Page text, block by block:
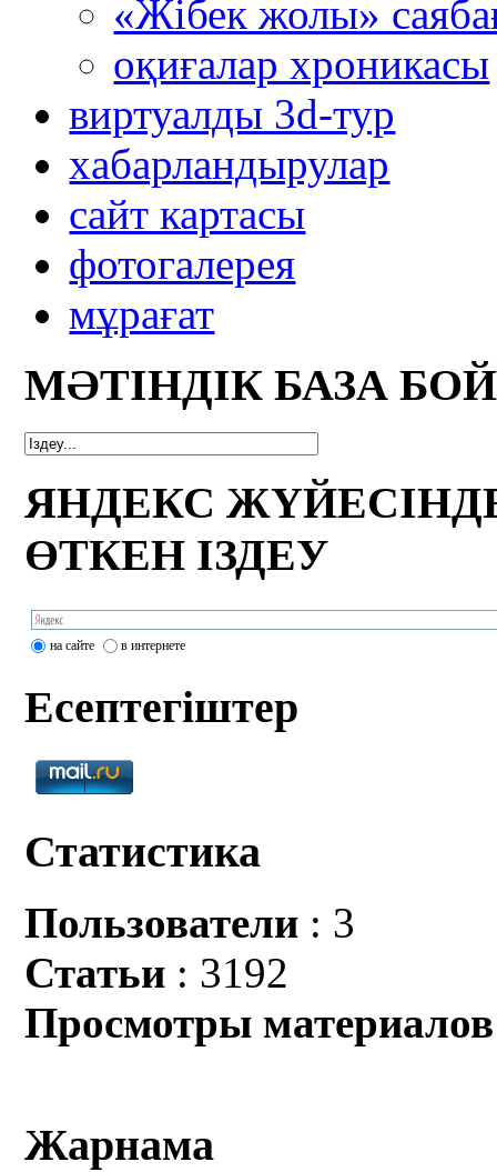
«Жібек жолы»
оқиғалар хроникасы
виртуалды 3d-тур
xабарландырулар
сайт картасы
фотогалерея
мұрағат
МӘТІНДІК БАЗА
ЯНДЕКС
ӨТКЕН ІЗДЕУ
на сайте в интернете
Есептегіштер
Статистика
Пользователи : 3
Статьи : 3192
Просмотры материалов
Жарнама